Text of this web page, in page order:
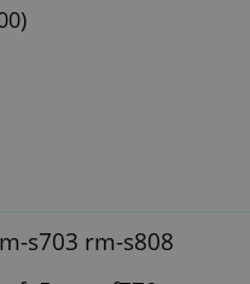
)
s703 rm-s808